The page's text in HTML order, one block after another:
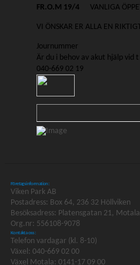
FR.O.M 19/4VANLIGA
VI ÖNSKAR ER ALLA EN
Journummer
Är du i behov av akut hjälp vid
040-669 02 19
Företagsinformation:
Viken Park AB
Postadress: Box 64, 236 32 Höllviken
Besöksadress: Platensgatan 21, Motala
Org.nr: 556108-9078
Kontakta oss:
Telefon vardagar (kl. 8-10)
Växel: 040-669 02 00
Växel Motala: 0141-17 09 00